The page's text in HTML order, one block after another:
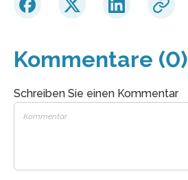
Kommentare (0)
Schreiben Sie einen Kommentar